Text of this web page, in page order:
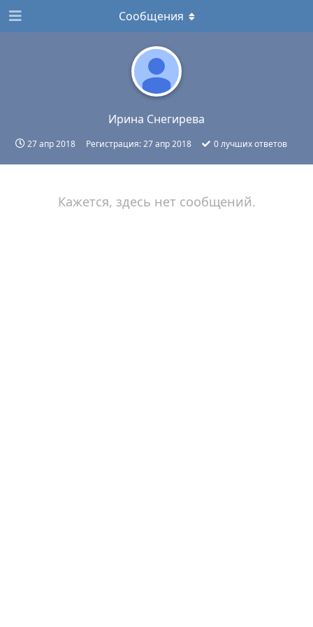
Ирина Снегирева
27 апр 2018 Регистрация:27 апр 2018 0лучших ответов
Сообщения
Кажется, здесь нет сообщений.